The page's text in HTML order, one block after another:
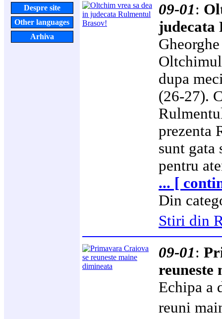
Despre site
Other languages
Arhiva
09-01:
judecata
dupa
(26-27).
prezenta
sunt gata
pentru
... [
Din
Stiri din
09-01:
reuneste
Echipa a
reuni